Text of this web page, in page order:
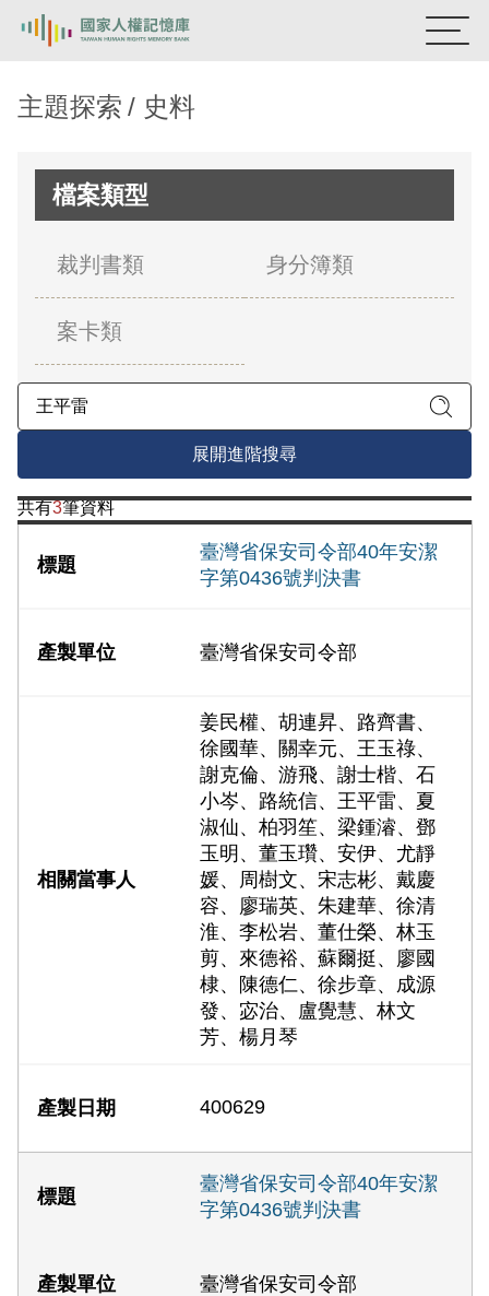
新生訓導處
關於我們
意見信箱
主題探索 史料
檔案類型
裁判書類 身分簿類
案卡類
展開進階搜尋
共有3筆資料
臺灣省保安司令部40年安潔
字第0436號判決書
臺灣省保安司令部
姜民權、胡連昇、路齊書、
徐國華、關幸元、王玉祿、
謝克倫、游飛、謝士楷、石
小岑、路統信、王平雷、夏
淑仙、柏羽笙、梁鍾濬、鄧
玉明、董玉瓚、安伊、尤靜
媛、周樹文、宋志彬、戴慶
容、廖瑞英、朱建華、徐清
淮、李松岩、董仕榮、林玉
剪、來德裕、蘇爾挺、廖國
棣、陳德仁、徐步章、成源
發、宓治、盧覺慧、林文
芳、楊月琴
400629
臺灣省保安司令部40年安潔
字第0436號判決書
臺灣省保安司令部